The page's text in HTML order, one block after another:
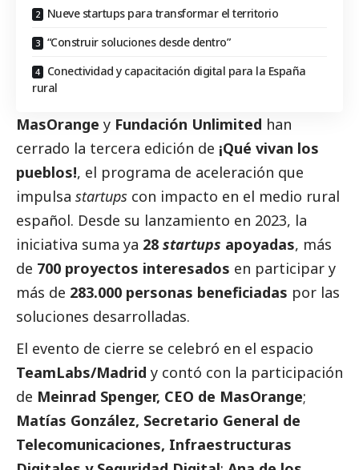
Nueve startups para transformar el territorio
“Construir soluciones desde dentro”
Conectividad y capacitación digital para la España
rural
MasOrange y Fundación Unlimited han
cerrado la tercera edición de ¡Qué vivan los
pueblos!, el programa de aceleración que
impulsa startups con impacto en el medio rural
español. Desde su lanzamiento en 2023, la
iniciativa suma ya 28 startups apoyadas, más
de 700 proyectos interesados en participar y
más de 283.000 personas beneficiadas por las
soluciones desarrolladas.
El evento de cierre se celebró en el espacio
TeamLabs/Madrid y contó con la participación
de Meinrad Spenger, CEO de MasOrange;
Matías González, Secretario General de
Telecomunicaciones, Infraestructuras